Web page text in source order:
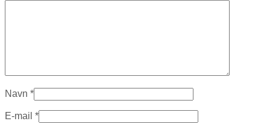
Navn *
E-mail *